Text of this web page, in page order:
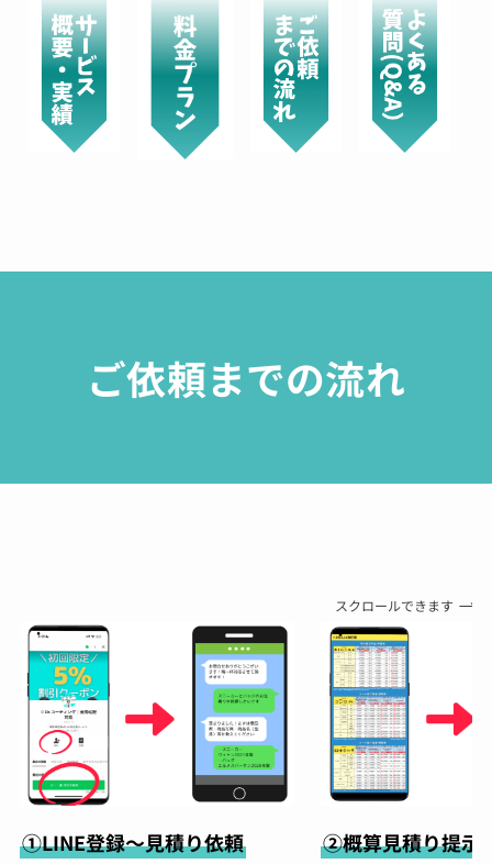
ご依頼までの流れ
スクロールできます
①LINE登録～見積り依頼
②概算見積り提示